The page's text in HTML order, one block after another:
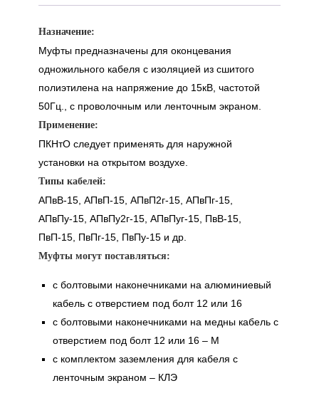
Назначение:
Муфты предназначены для оконцевания
одножильного кабеля с изоляцией из сшитого
полиэтилена на напряжение до 15кВ, частотой
50Гц., с проволочным или ленточным экраном.
Применение:
ПКНтО следует применять для наружной
установки на открытом воздухе.
Типы кабелей:
АПвВ-15, АПвП-15, АПвП2г-15, АПвПг-15,
АПвПу-15, АПвПу2г-15, АПвПуг-15, ПвВ-15,
ПвП-15, ПвПг-15, ПвПу-15 и др.
Муфты могут поставляться:
с болтовыми наконечниками на алюминиевый
кабель с отверстием под болт 12 или 16
с болтовыми наконечниками на медны кабель с
отверстием под болт 12 или 16 – М
с комплектом заземления для кабеля с
ленточным экраном – КЛЭ